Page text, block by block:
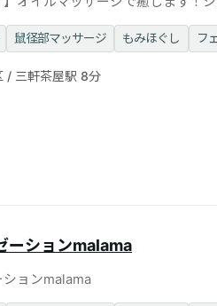
鼠径部マッサージ もみほぐし フ
/ 三軒茶屋駅 8分
ーションmalama
ションmalama